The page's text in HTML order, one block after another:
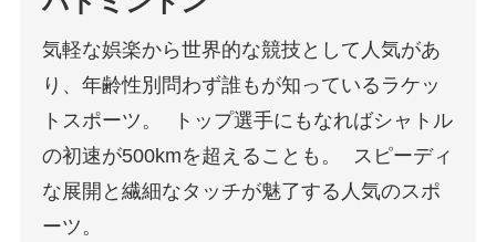
気軽な娯楽から世界的な競技として人気があ
り、年齢性別問わず誰もが知っているラケッ
トスポーツ。 トップ選手にもなればシャトル
の初速が500kmを超えることも。 スピーディ
な展開と繊細なタッチが魅了する人気のスポ
ーツ。
日本では、まだあまり知られていない『ピッ
クルボール』というラケットスポーツをご存
知ですか。 アメリカ生まれのスポーツで、バ
トミントンとほぼ同じ大きさのコートで樹脂
製の中空穴あきボールを打ち合います。 卓球
のラケットより二回りくらい大きくしたよう
なパドル（ラケットのようなもの）を使いま
スカッシュ
四方を壁に囲まれたコートで交互にボールを
打ち合うスポーツ。 横や後ろの壁も使うの
で、別名”立体ビリヤード”とも呼ばれていま
す。